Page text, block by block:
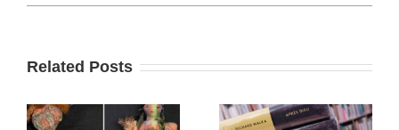
Related Posts